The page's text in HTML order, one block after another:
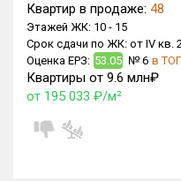
Общая площадь, м²
от
Срок сдачи
от
Квартир в продаже: 48
Этажей ЖК: 10 - 15
Срок сдачи по ЖК: от IV кв.
Оценка ЕРЗ: 53.05 № 6 в
Квартиры от 9.6 млн₽
от 195 033 ₽/м²